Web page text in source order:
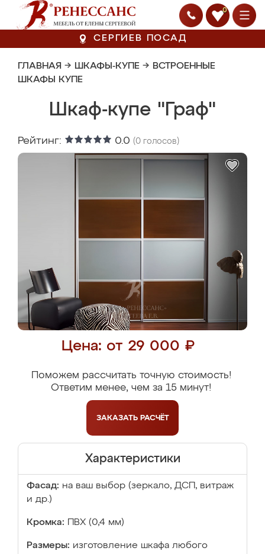
0
СЕРГИЕВ ПОСАД
ГЛАВНАЯ → ШКАФЫ-КУПЕ → ВСТРОЕННЫЕ
ШКАФЫ КУПЕ
Шкаф-купе "Граф"
Рейтинг: 0.0 (0 голосов)
Цена: от 29 000 ₽
Поможем рассчитать точную стоимость!
Ответим менее, чем за 15 минут!
ЗАКАЗАТЬ РАСЧЁТ
Характеристики
Фасад: на ваш выбор (зеркало, ДСП, витраж
и др.)
Кромка: ПВХ (0,4 мм)
Размеры: изготовление шкафа любого